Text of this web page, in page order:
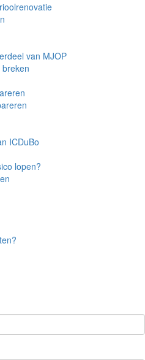
van MJOP
ICDuBo
lopen?